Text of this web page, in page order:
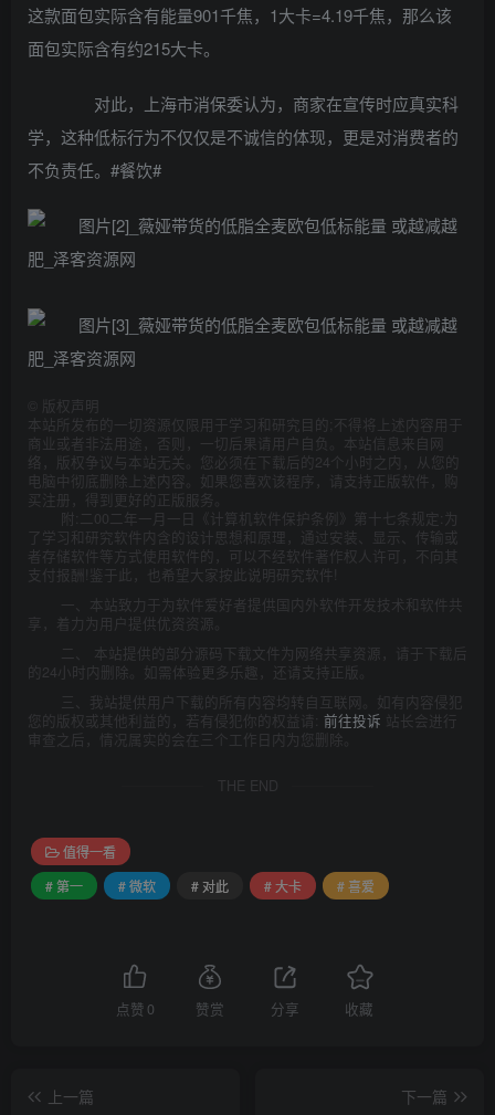
这款面包实际含有能量901千焦，1大卡=4.19千焦，那么该
面包实际含有约215大卡。
对此，上海市消保委认为，商家在宣传时应真实科
学，这种低标行为不仅仅是不诚信的体现，更是对消费者的
不负责任。#餐饮#
版权声明
本站所发布的一切资源仅限用于学习和研究目的;不得将上述内容用于
商业或者非法用途，否则，一切后果请用户自负。本站信息来自网
络，版权争议与本站无关。您必须在下载后的24个小时之内，从您的
电脑中彻底删除上述内容。如果您喜欢该程序，请支持正版软件，购
买注册，得到更好的正版服务。
附:二00二年一月一日《计算机软件保护条例》第十七条规定:为
了学习和研究软件内含的设计思想和原理，通过安装、显示、传输或
者存储软件等方式使用软件的，可以不经软件著作权人许可，不向其
支付报酬!鉴于此，也希望大家按此说明研究软件!
一、本站致力于为软件爱好者提供国内外软件开发技术和软件共
享，着力为用户提供优资资源。
二、 本站提供的部分源码下载文件为网络共享资源，请于下载后
的24小时内删除。如需体验更多乐趣，还请支持正版。
三、我站提供用户下载的所有内容均转自互联网。如有内容侵犯
您的版权或其他利益的，若有侵犯你的权益请: 前往投诉 站长会进行
审查之后，情况属实的会在三个工作日内为您删除。
THE END
值得一看
# 第一
# 微软 # 对此 # 大卡 # 喜爱
点赞 0 赞赏 分享 收藏
上一篇
下一篇